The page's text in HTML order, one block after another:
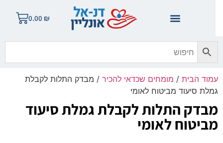
0.00
הבית/ מומחים שכדאי להכיר/ מבדק התלות לקבלת
סיעוד מביטוח לאומי
התלות לקבלת גמלת סיעוד
לאומי